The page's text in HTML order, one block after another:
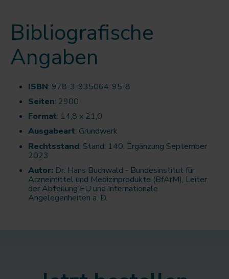
Bibliografische
Angaben
ISBN: 978-3-935064-95-8
Seiten: 2900
Format: 14,8 x 21,0
Ausgabeart: Grundwerk
Rechtsstand: Stand: 140. Ergänzung September
2023
Autor: Dr. Hans Buchwald - Bundesinstitut für
Arzneimittel und Medizinprodukte (BfArM), Leiter
der Abteilung EU und Internationale
Angelegenheiten a. D.